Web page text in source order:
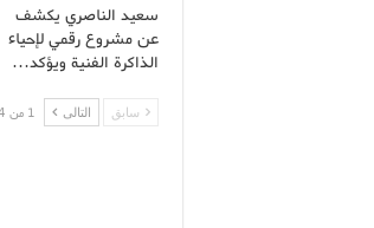
سعيد الناصري يكشف
عن مشروع رقمي لإحياء
الذاكرة الفنية ويؤكد…
سابق التالى 1 من 6٬934